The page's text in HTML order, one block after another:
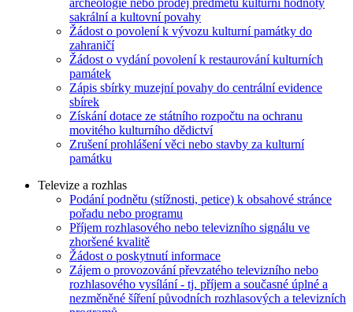
archeologie nebo prodej předmětů kulturní hodnoty
sakrální a kultovní povahy
Žádost o povolení k vývozu kulturní památky do
zahraničí
Žádost o vydání povolení k restaurování kulturních
památek
Zápis sbírky muzejní povahy do centrální evidence
sbírek
Získání dotace ze státního rozpočtu na ochranu
movitého kulturního dědictví
Zrušení prohlášení věci nebo stavby za kulturní
památku
Televize a rozhlas
Podání podnětu (stížnosti, petice) k obsahové stránce
pořadu nebo programu
Příjem rozhlasového nebo televizního signálu ve
zhoršené kvalitě
Žádost o poskytnutí informace
Zájem o provozování převzatého televizního nebo
rozhlasového vysílání - tj. příjem a současné úplné a
nezměněné šíření původních rozhlasových a televizních